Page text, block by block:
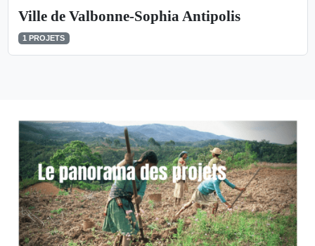
Ville de Valbonne-Sophia Antipolis
1 PROJETS